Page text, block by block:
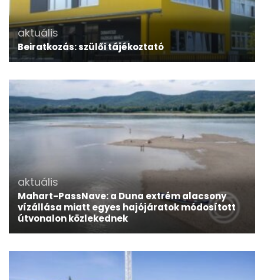
aktuális
Beiratkozás: szülői tájékoztató
aktuális
Mahart-PassNave: a Duna extrém alacsony
vízállása miatt egyes hajójáratok módosított
útvonalon közlekednek